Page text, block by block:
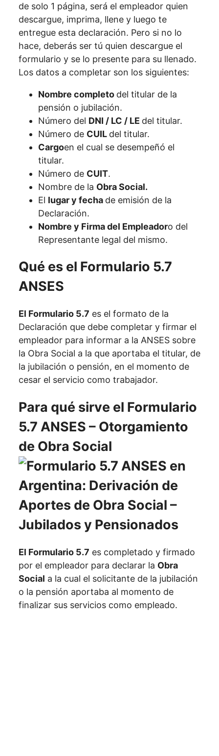
de solo 1 página, será el empleador quien
descargue, imprima, llene y luego te
entregue esta declaración. Pero si no lo
hace, deberás ser tú quien descargue el
formulario y se lo presente para su llenado.
Los datos a completar son los siguientes:
Nombre completo del titular de la
pensión o jubilación.
Número del DNI / LC / LE del titular.
Número de CUIL del titular.
Cargoen el cual se desempeñó el
titular.
Número de CUIT.
Nombre de la Obra Social.
El lugar y fecha de emisión de la
Declaración.
Nombre y Firma del Empleadoro del
Representante legal del mismo.
Qué es el Formulario 5.7
ANSES
El Formulario 5.7 es el formato de la
Declaración que debe completar y firmar el
empleador para informar a la ANSES sobre
la Obra Social a la que aportaba el titular, de
la jubilación o pensión, en el momento de
cesar el servicio como trabajador.
Para qué sirve el Formulario
5.7 ANSES – Otorgamiento
de Obra Social
El Formulario 5.7 es completado y firmado
por el empleador para declarar la Obra
Social a la cual el solicitante de la jubilación
o la pensión aportaba al momento de
finalizar sus servicios como empleado.